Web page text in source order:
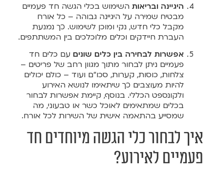
היגיינה ובריאות השימוש בכלי הגשה חד פעמיים
מבטיח שמירה על היגיינה גבוהה – כל אורח
מקבל כלי חדש, נקי ומוכן לשימוש. כך נמנעת
העברת חיידקים וכלים מלוכלכים בין המשתתפים.
אפשרות לבחירה בין כלים שונים עם כלים חד
פעמיים ניתן לבחור מתוך מגוון רחב של פריטים –
צלחות, כוסות, קערות, סכו"ם ועוד – כולם יכולים
להיות מעוצבים כך שיתאימו לנושא האירוע
ולקונספט הכללי. בנוסף, קיימת אפשרות לבחור
בכלים שמתאימים לאוכל כשר או טבעוני, מה
שמסייע בהתאמה אישית של השירות לכל אורח.
איך לבחור כלי הגשה מיוחדים חד
פעמיים לאירוע?